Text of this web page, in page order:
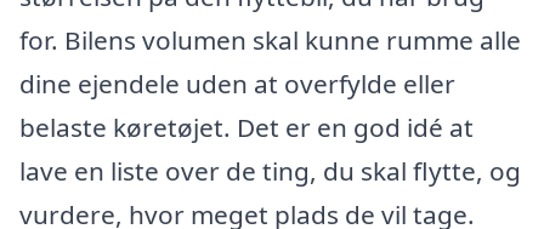
for. Bilens volumen skal kunne rumme alle
dine ejendele uden at overfylde eller
belaste køretøjet. Det er en god idé at
lave en liste over de ting, du skal flytte, og
vurdere, hvor meget plads de vil tage.